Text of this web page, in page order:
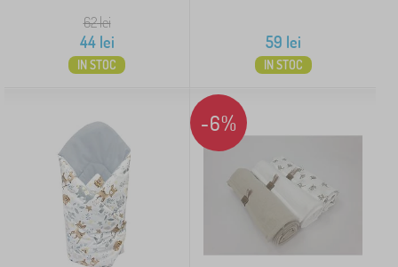
62lei
44lei
IN STOC
59 lei
IN STOC
-6%